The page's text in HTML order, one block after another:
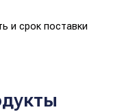
и срок поставки